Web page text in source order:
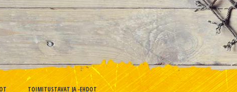
TOIMITUSTAVAT JA -EHDOT